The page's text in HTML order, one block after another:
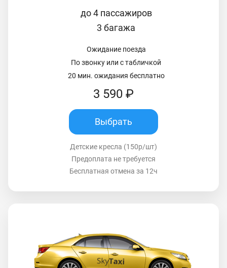
до 4 пассажиров
3 багажа
Ожидание поезда
По звонку или с табличкой
20 мин. ожидания бесплатно
3 590 ₽
Выбрать
Детские кресла (150р/шт)
Предоплата не требуется
Бесплатная отмена за 12ч